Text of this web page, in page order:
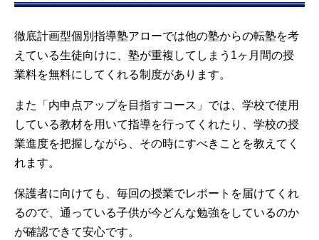
徹底計画型個別指導塾アローでは他の塾からの転塾を考
えている生徒向けに、塾が重複してしまう1ヶ月間の授
業料を無料にしてくれる制度があります。
また「内申点アップを目指すコース」では、学校で使用
している教材を用いて指導を行ってくれたり、学校の授
業進度を把握しながら、その時にすべきことを教えてく
れます。
保護者に向けても、毎回の授業でレポートを届けてくれ
るので、通っている子供が今どんな勉強をしているのか
が確認できて安心です。